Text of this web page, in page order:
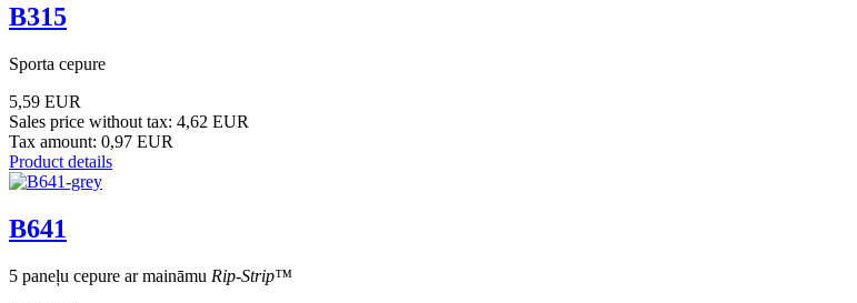
B315
Sporta cepure
5,59 EUR
Sales price without tax: 4,62 EUR
Tax amount: 0,97 EUR
Product details
B641
5 paneļu cepure ar maināmu Rip-Strip™